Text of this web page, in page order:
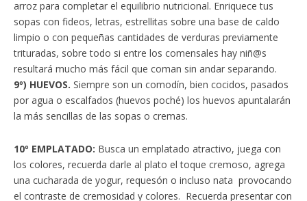
arroz para completar el equilibrio nutricional. Enriquece tus
sopas con fideos, letras, estrellitas sobre una base de caldo
limpio o con pequeñas cantidades de verduras previamente
trituradas, sobre todo si entre los comensales hay niñ@s
resultará mucho más fácil que coman sin andar separando.
9º) HUEVOS. Siempre son un comodín, bien cocidos, pasados
por agua o escalfados (huevos poché) los huevos apuntalarán
la más sencillas de las sopas o cremas.
10º EMPLATADO: Busca un emplatado atractivo, juega con
los colores, recuerda darle al plato el toque cremoso, agrega
una cucharada de yogur, requesón o incluso nata provocando
el contraste de cremosidad y colores. Recuerda presentar con